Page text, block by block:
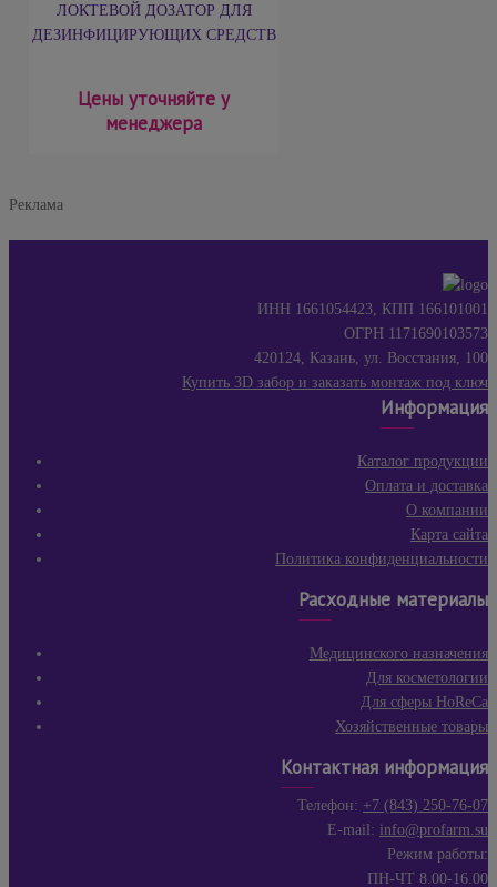
ЛОКТЕВОЙ ДОЗАТОР ДЛЯ
ДЕЗИНФИЦИРУЮЩИХ СРЕДСТВ
Цены уточняйте у
менеджера
Реклама
ИНН 1661054423, КПП 166101001
ОГРН 1171690103573
420124, Казань, ул. Восстания, 100
Купить 3D забор и заказать монтаж под ключ
Информация
Каталог продукции
Оплата и доставка
О компании
Карта сайта
Политика конфиденциальности
Расходные материалы
Медицинского назначения
Для косметологии
Для сферы HoReCa
Хозяйственные товары
Контактная информация
Телефон: +7 (843) 250-76-07
E-mail: info@profarm.su
Режим работы:
ПН-ЧТ 8.00-16.00